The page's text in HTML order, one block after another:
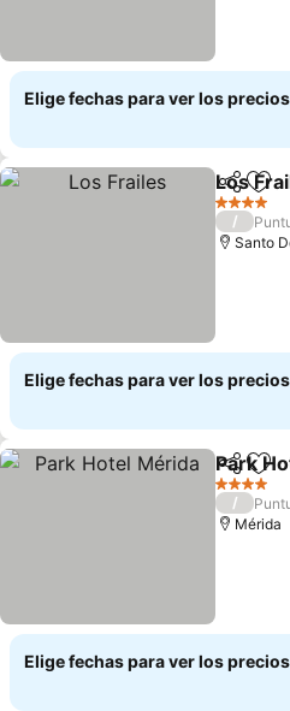
Elige fechas para ver los
Los
4 Estrellas
/
Santo
Elige fechas para ver los
Park
4 Estrellas
/
Mérida
Elige fechas para ver los